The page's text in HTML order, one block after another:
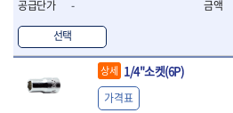
- 수리키트
- 고정링/링
- 핀
-
선택
상세 1/4"소켓(6P)
가격표